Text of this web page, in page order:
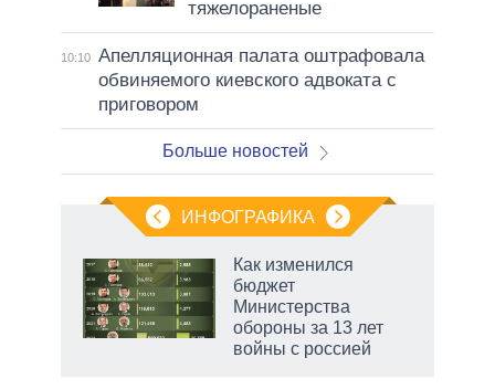
тяжелораненые
10:10 Апелляционная палата оштрафовала
обвиняемого киевского адвоката с
приговором
Больше новостей
ИНФОГРАФИКА
Как изменился
бюджет
Министерства
обороны за 13 лет
войны с россией